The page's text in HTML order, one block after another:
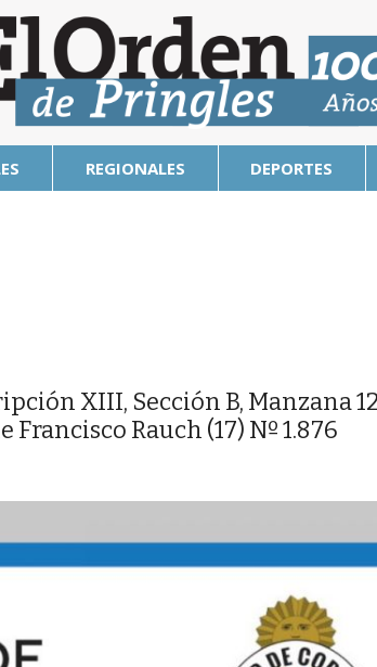
REGIONALES DEPORTES
XIII, Sección B, Manzana
Rauch (17) Nº 1.876